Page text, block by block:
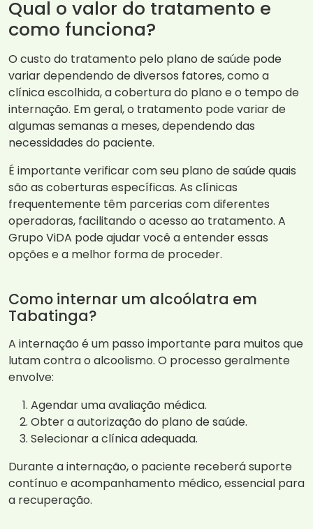
Qual o valor do tratamento e
como funciona?
O custo do tratamento pelo plano de saúde pode
variar dependendo de diversos fatores, como a
clínica escolhida, a cobertura do plano e o tempo de
internação. Em geral, o tratamento pode variar de
algumas semanas a meses, dependendo das
necessidades do paciente.
É importante verificar com seu plano de saúde quais
são as coberturas específicas. As clínicas
frequentemente têm parcerias com diferentes
operadoras, facilitando o acesso ao tratamento. A
Grupo ViDA pode ajudar você a entender essas
opções e a melhor forma de proceder.
Como internar um alcoólatra em
Tabatinga?
A internação é um passo importante para muitos que
lutam contra o alcoolismo. O processo geralmente
envolve:
Agendar uma avaliação médica.
Obter a autorização do plano de saúde.
Selecionar a clínica adequada.
Durante a internação, o paciente receberá suporte
contínuo e acompanhamento médico, essencial para
a recuperação.